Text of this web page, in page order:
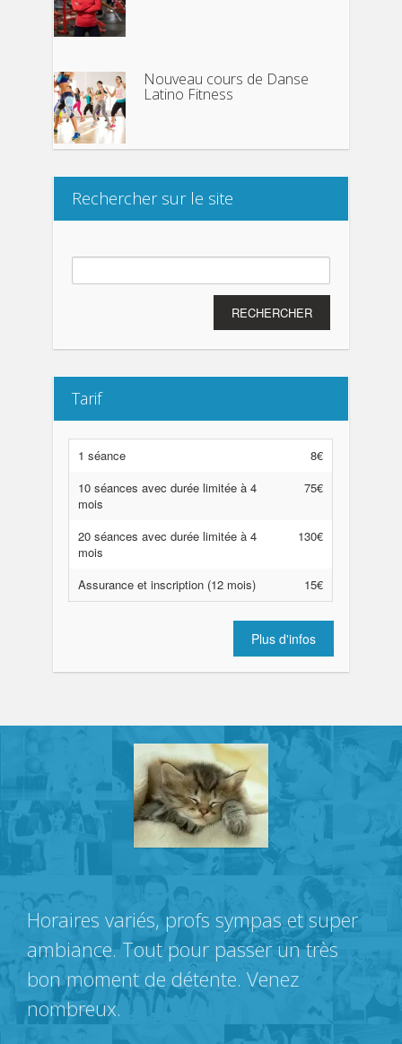
Nouveau cours de Danse
Latino Fitness
Rechercher sur le site
Rechercher :
Tarif
1 séance
8€
10 séances avec durée limitée à 4
mois
75€
20 séances avec durée limitée à 4
mois
130€
Assurance et inscription (12 mois) 15€
Plus d'infos
Horaires variés, profs sympas et super
ambiance. Tout pour passer un très
bon moment de détente. Venez
nombreux.